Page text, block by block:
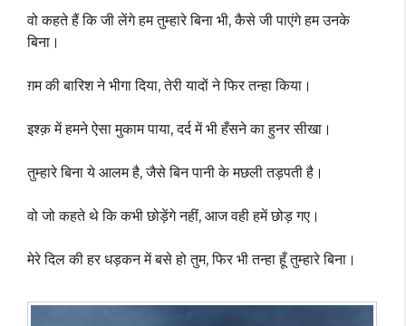
वो कहते हैं कि जी लेंगे हम तुम्हारे बिना भी, कैसे जी पाएंगे हम उनके
बिना।
ग़म की बारिश ने भीगा दिया, तेरी यादों ने फिर तन्हा किया।
इश्क़ में हमने ऐसा मुकाम पाया, दर्द में भी हँसने का हुनर सीखा।
तुम्हारे बिना ये आलम है, जैसे बिन पानी के मछली तड़पती है।
वो जो कहते थे कि कभी छोड़ेंगे नहीं, आज वही हमें छोड़ गए।
मेरे दिल की हर धड़कन में बसे हो तुम, फिर भी तन्हा हूँ तुम्हारे बिना।